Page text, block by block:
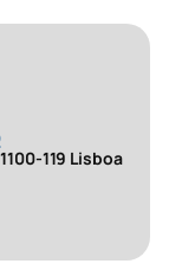
119 Lisboa